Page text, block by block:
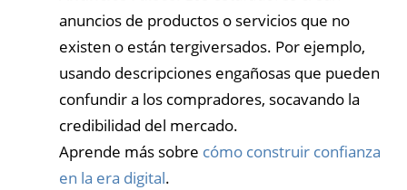
anuncios de productos o servicios que no
existen o están tergiversados. Por ejemplo,
usando descripciones engañosas que pueden
confundir a los compradores, socavando la
credibilidad del mercado.
Aprende más sobre cómo construir confianza
en la era digital.